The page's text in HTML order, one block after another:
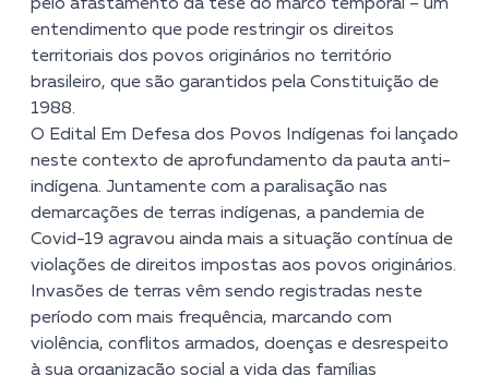
pelo afastamento da tese do marco temporal – um
entendimento que pode restringir os direitos
territoriais dos povos originários no território
brasileiro, que são garantidos pela Constituição de
1988.
O Edital Em Defesa dos Povos Indígenas foi lançado
neste contexto de aprofundamento da pauta anti-
indígena. Juntamente com a paralisação nas
demarcações de terras indígenas, a pandemia de
Covid-19 agravou ainda mais a situação contínua de
violações de direitos impostas aos povos originários.
Invasões de terras vêm sendo registradas neste
período com mais frequência, marcando com
violência, conflitos armados, doenças e desrespeito
à sua organização social a vida das famílias